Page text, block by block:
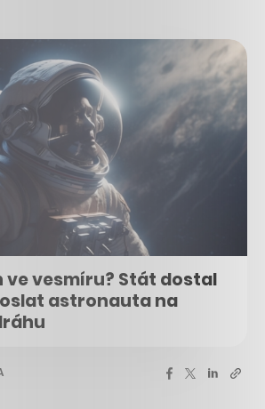
ve vesmíru? Stát dostal
astronauta na